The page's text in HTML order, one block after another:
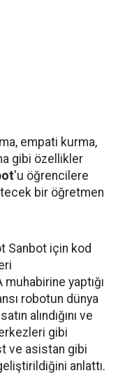
empati kurma,
gibi özellikler
'u öğrencilere
bir öğretmen
Sanbot için kod
muhabirine yaptığı
robotun dünya
alındığını ve
gibi
ve asistan gibi
anlattı.